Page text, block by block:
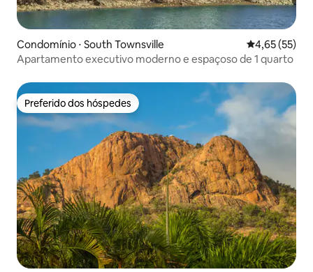
Condomínio ⋅ South Townsville 4,65 de uma
4,65 (55)
Apartamento executivo moderno e espaçoso de 1 quarto
Preferido dos hóspedes
Preferido dos hóspedes